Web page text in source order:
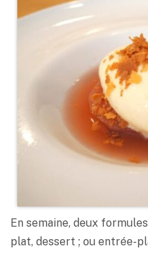
En semaine, deux
plat, dessert ; ou entrée-